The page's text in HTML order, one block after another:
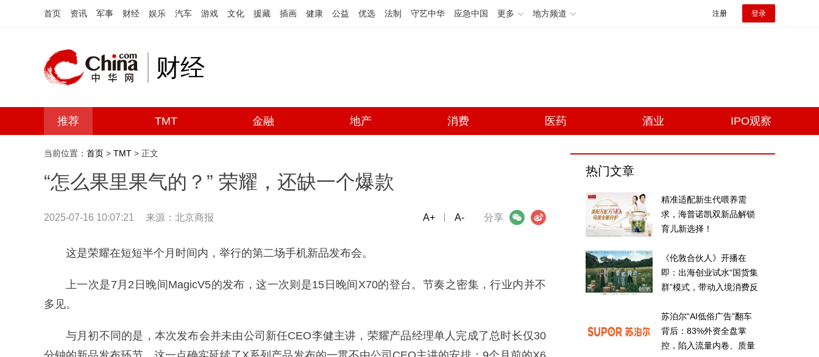
首页 资讯 军事 财经 娱乐 汽车 游戏 文化 援藏 插画 健康 公益 优选 法制 守艺中华 应急中国 更多 地方频道 注册 登录
财经
推荐 TMT 金融 地产 消费 医药 酒业 IPO观察
当前位置： 首页 > TMT > 正文
“怎么果里果气的？” 荣耀，还缺一个爆款
2025-07-16 10:07:21 来源：北京商报 分享
微信 微博
A+ A-
这是荣耀在短短半个月时间内，举行的第二场手机新品发布会。
上一次是7月2日晚间MagicV5的发布，这一次则是15日晚间X70的登台。节奏之密集，行业内并不
多见。
与月初不同的是，本次发布会并未由公司新任CEO李健主讲，荣耀产品经理单人完成了总时长仅30
热门文章
精准适配新生代喂养需
求，海普诺凯双新品解锁
育儿新选择！
《伦敦合伙人》开播在
即：出海创业试水“国货集
群”模式，带动入境消费反
苏泊尔“AI低俗广告”翻车
背后：83%外资全盘掌
控，陷入流量内卷、质量